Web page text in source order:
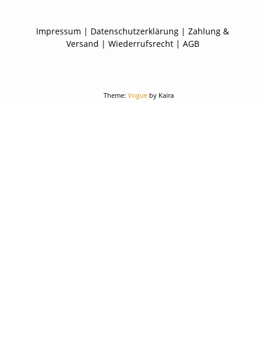
Impressum | Datenschutzerklärung | Zahlung &
Versand | Wiederrufsrecht| AGB
Theme: Vogueby Kaira